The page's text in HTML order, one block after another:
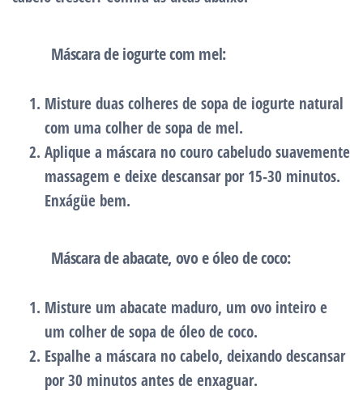
Máscara de iogurte com mel:
Misture duas colheres de sopa de iogurte natural
com uma colher de sopa de mel.
Aplique a máscara no couro cabeludo suavemente
massagem e deixe descansar por 15-30 minutos.
Enxágüe bem.
Máscara de abacate, ovo e óleo de coco:
Misture um abacate maduro, um ovo inteiro e
um colher de sopa de óleo de coco.
Espalhe a máscara no cabelo, deixando descansar
por 30 minutos antes de enxaguar.